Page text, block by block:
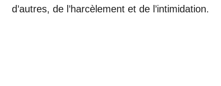
d’autres, de l’harcèlement et de l’intimidation.